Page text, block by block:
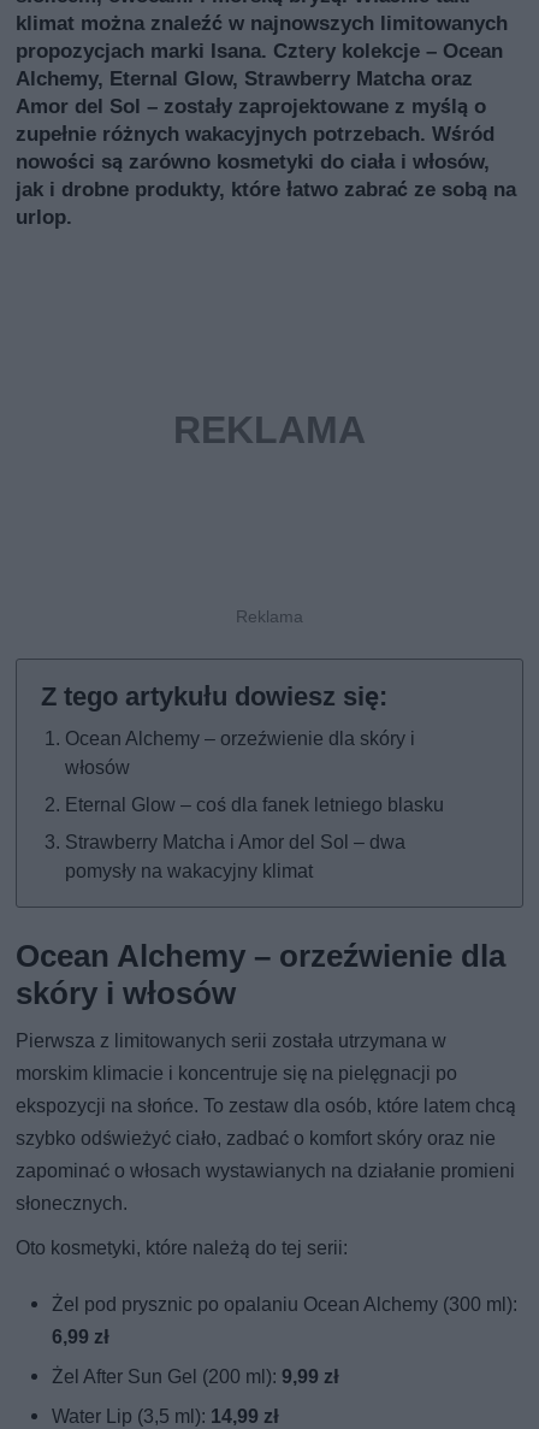
klimat można znaleźć w najnowszych limitowanych
propozycjach marki Isana. Cztery kolekcje – Ocean
Alchemy, Eternal Glow, Strawberry Matcha oraz
Amor del Sol – zostały zaprojektowane z myślą o
zupełnie różnych wakacyjnych potrzebach. Wśród
nowości są zarówno kosmetyki do ciała i włosów,
jak i drobne produkty, które łatwo zabrać ze sobą na
urlop.
Ocean Alchemy – orzeźwienie dla skóry i
włosów
Eternal Glow – coś dla fanek letniego blasku
Strawberry Matcha i Amor del Sol – dwa
pomysły na wakacyjny klimat
Ocean Alchemy – orzeźwienie dla
skóry i włosów
Pierwsza z limitowanych serii została utrzymana w
morskim klimacie i koncentruje się na pielęgnacji po
ekspozycji na słońce. To zestaw dla osób, które latem chcą
szybko odświeżyć ciało, zadbać o komfort skóry oraz nie
zapominać o włosach wystawianych na działanie promieni
słonecznych.
Oto kosmetyki, które należą do tej serii:
Żel pod prysznic po opalaniu Ocean Alchemy (300 ml):
6,99 zł
Żel After Sun Gel (200 ml):9,99 zł
Water Lip (3,5 ml): 14,99 zł